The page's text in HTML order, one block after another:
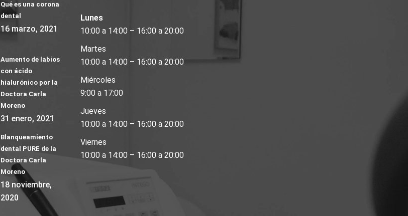
Qué es una corona
dental
16 marzo, 2021
Aumento de labios
con ácido
hialurónico por la
Doctora Carla
Moreno
31 enero, 2021
Blanqueamiento
dental PURE de la
Doctora Carla
Moreno
18 noviembre,
2020
Lunes
10:00 a 14:00 – 16:00 a 20:00
Martes
10:00 a 14:00 – 16:00 a 20:00
Miércoles
9:00 a 17:00
Jueves
10:00 a 14:00 – 16:00 a 20:00
Viernes
10:00 a 14:00 – 16:00 a 20:00